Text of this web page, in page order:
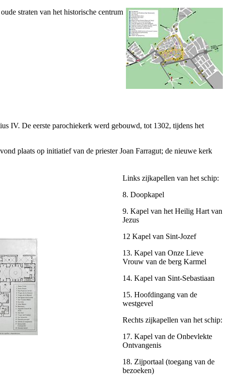
straten van het historische centrum
IV. De eerste parochiekerk werd gebouwd, tot 1302, tijdens het
plaats op initiatief van de priesterJoan Farragut; de nieuwe kerk
Links zijkapellen van het schip:
8. Doopkapel
9. Kapel van het Heilig Hart van
Jezus
12 Kapel van Sint-Jozef
13. Kapel van Onze Lieve
Vrouw van de berg Karmel
14. Kapel van Sint-Sebastiaan
15. Hoofdingang van de
westgevel
Rechts zijkapellen van het schip:
17. Kapel van de Onbevlekte
Ontvangenis
18. Zijportaal (toegang van de
bezoeken)